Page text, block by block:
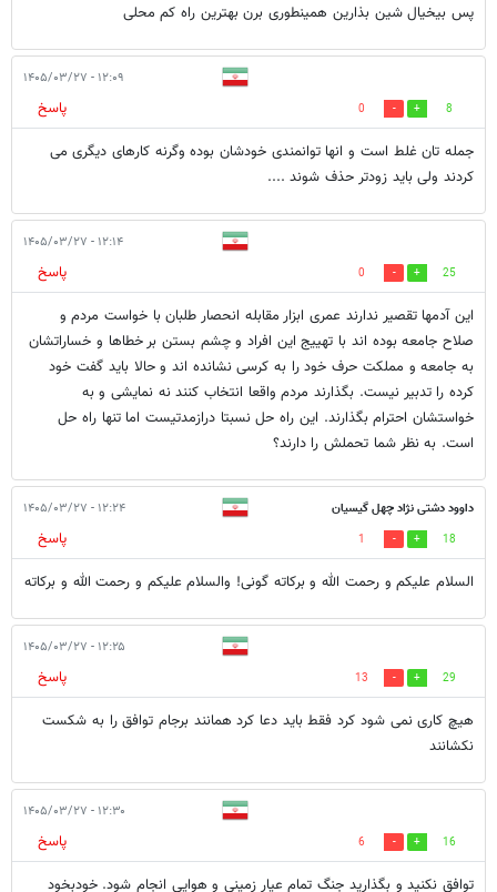
پس بیخیال شین بذارین همینطوری برن بهترین راه کم محلی
۱۲:۰۹ - ۱۴۰۵/۰۳/۲۷
8
0
پاسخ
جمله تان غلط است و انها توانمندی خودشان بوده وگرنه کارهای دیگری می
کردند ولی باید زودتر حذف شوند ....
۱۲:۱۴ - ۱۴۰۵/۰۳/۲۷
25
0
پاسخ
این آدمها تقصیر ندارند عمری ابزار مقابله انحصار طلبان با خواست مردم و
صلاح جامعه بوده اند با تهییج این افراد و چشم بستن بر خطاها و خساراتشان
به جامعه و مملکت حرف خود را به کرسی نشانده اند و حالا باید گفت خود
کرده را تدبیر نیست. بگذارند مردم واقعا انتخاب کنند نه نمایشی و به
خواستشان احترام بگذارند. این راه حل نسبتا درازمدتیست اما تنها راه حل
است. به نظر شما تحملش را دارند؟
داوود دشتی نژاد چهل گیسیان ۱۲:۲۴ - ۱۴۰۵/۰۳/۲۷
18
1
پاسخ
السلام علیکم و رحمت الله و برکاته گونی! والسلام علیکم و رحمت الله و برکاته
۱۲:۲۵ - ۱۴۰۵/۰۳/۲۷
29
13
پاسخ
هیچ کاری نمی شود کرد فقط باید دعا کرد همانند برجام توافق را به شکست
نکشانند
۱۲:۳۰ - ۱۴۰۵/۰۳/۲۷
16
6
پاسخ
توافق نکنید و بگذارید جنگ تمام عیار زمینی و هوایی انجام شود. خودبخود